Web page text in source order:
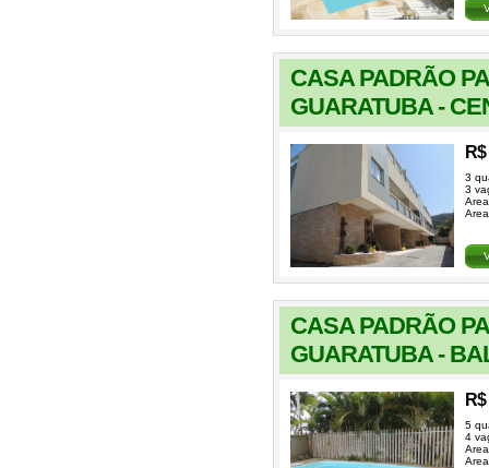
CASA PADRÃO
GUARATUBA -
3
3
CASA PADRÃO
GUARATUBA -
5
4